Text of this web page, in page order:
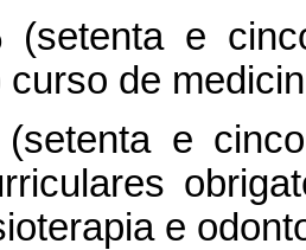
e
curso de
e
e